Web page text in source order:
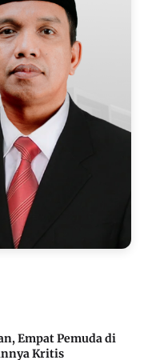
Empat Pemuda di
Kritis